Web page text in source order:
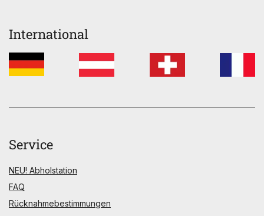
International
Service
NEU! Abholstation
FAQ
Rücknahmebestimmungen